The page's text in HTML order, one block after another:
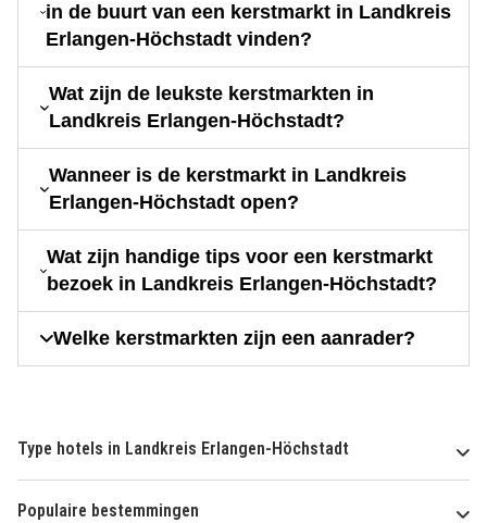
in de buurt van een kerstmarkt in Landkreis
Erlangen-Höchstadt vinden?
Wat zijn de leukste kerstmarkten in
Landkreis Erlangen-Höchstadt?
Wanneer is de kerstmarkt in Landkreis
Erlangen-Höchstadt open?
Wat zijn handige tips voor een kerstmarkt
bezoek in Landkreis Erlangen-Höchstadt?
Welke kerstmarkten zijn een aanrader?
Type hotels in Landkreis Erlangen-Höchstadt
Populaire bestemmingen